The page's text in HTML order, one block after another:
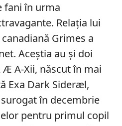
fani în urma
Relația lui
Grimes a
Aceștia au și doi
A-Xii, născut în mai
Exa Dark Sideræl,
în decembrie
pentru primul copil